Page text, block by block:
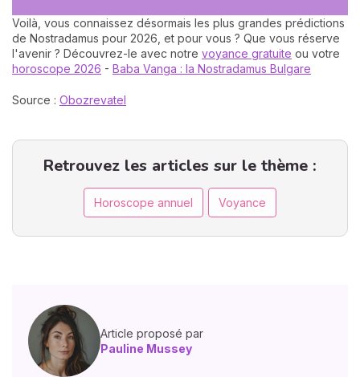
Voilà, vous connaissez désormais les plus grandes prédictions
de Nostradamus pour 2026, et pour vous ? Que vous réserve
l'avenir ? Découvrez-le avec notre voyance gratuite ou votre
horoscope 2026 - Baba Vanga : la Nostradamus Bulgare
Source : Obozrevatel
Retrouvez les articles sur le thème :
Horoscope annuel Voyance
Article proposé par
Pauline Mussey